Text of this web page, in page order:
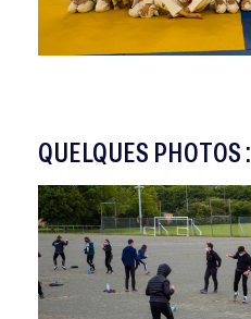
QUELQUES PHOTOS :